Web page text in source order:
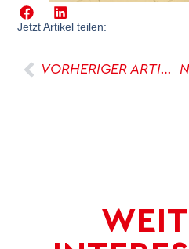
Jetzt Artikel teilen:
VORHERIGER ARTIKEL